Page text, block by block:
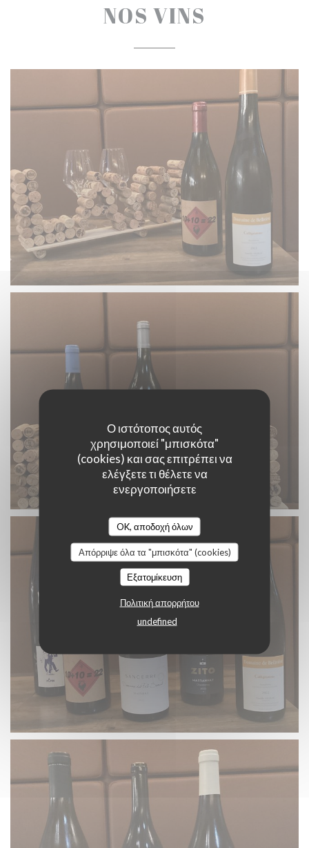
Ο ιστότοπος αυτός
χρησιμοποιεί "μπισκότα"
(cookies) και σας επιτρέπει να
ελέγξετε τι θέλετε να
ενεργοποιήσετε
OK, αποδοχή όλων
Απόρριψε όλα τα "μπισκότα" (cookies)
Εξατομίκευση
Πολιτική απορρήτου
undefined
NOS VINS